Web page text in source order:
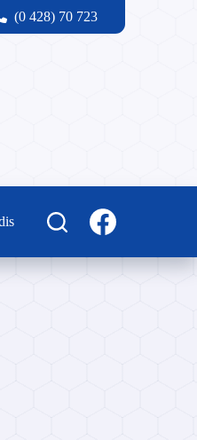
(0 428) 70 723